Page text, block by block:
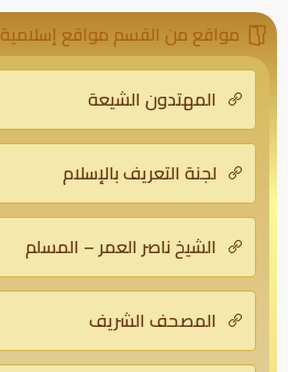
مواقع من القسم مواقع إسلامية
المهتدون الشيعة
لجنة التعريف بالإسلام
الشيخ ناصر العمر – المسلم
المصحف الشريف